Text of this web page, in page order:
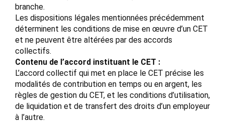
branche.
Les dispositions légales mentionnées précédemment
déterminent les conditions de mise en œuvre d’un CET
et ne peuvent être altérées par des accords
collectifs.
Contenu de l’accord instituant le CET :
L’accord collectif qui met en place le CET précise les
modalités de contribution en temps ou en argent, les
règles de gestion du CET, et les conditions d’utilisation,
de liquidation et de transfert des droits d’un employeur
à l’autre.